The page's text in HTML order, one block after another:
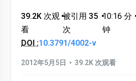
39.2K 次观
看
•被引用 35
次
•10:16 分
钟
DOI :10.3791/4002-v
2012年5月5日 • 39.2K 次观看